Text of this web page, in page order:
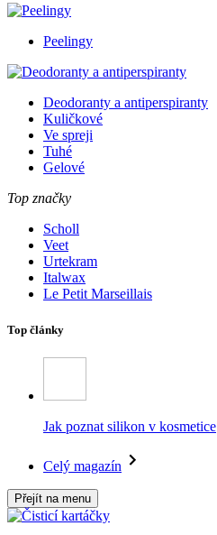
Peelingy
Deodoranty a antiperspiranty
Kuličkové
Ve spreji
Tuhé
Gelové
Top značky
Scholl
Veet
Urtekram
Italwax
Le Petit Marseillais
Top články
Jak poznat silikon v kosmetice
Celý magazín
Přejít na menu